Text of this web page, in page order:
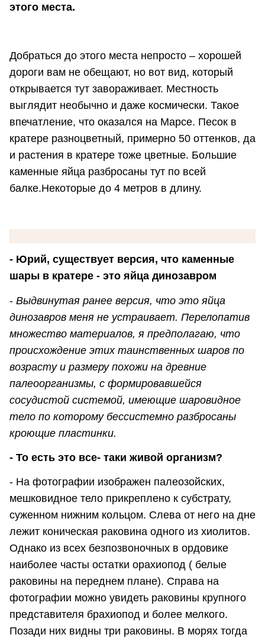
этого места.
Добраться до этого места непросто – хорошей
дороги вам не обещают, но вот вид, который
открывается тут завораживает. Местность
выглядит необычно и даже космически. Такое
впечатление, что оказался на Марсе. Песок в
кратере разноцветный, примерно 50 оттенков, да
и растения в кратере тоже цветные. Большие
каменные яйца разбросаны тут по всей
балке.Некоторые до 4 метров в длину.
- Юрий, существует версия, что каменные
шары в кратере - это яйца динозавром
- Выдвинутая ранее версия, что это яйца
динозавров меня не устраивает. Перелопатив
множество материалов, я предполагаю, что
происхождение этих таинственных шаров по
возрасту и размеру похожи на древние
палеоорганизмы, с формировавшейся
сосудистой системой, имеющие шаровидное
тело по которому бессистемно разбросаны
кроющие пластинки.
- То есть это все- таки живой организм?
- На фотографии изображен палеозойских,
мешковидное тело прикреплено к субстрату,
суженном нижним кольцом. Слева от него на дне
лежит коническая раковина одного из хиолитов.
Однако из всех безпозвоночных в ордовике
наиболее часты остатки орахиопод ( белые
раковины на переднем плане). Справа на
фотографии можно увидеть раковины крупного
представителя брахиопод и более мелкого.
Позади них видны три раковины. В морях тогда